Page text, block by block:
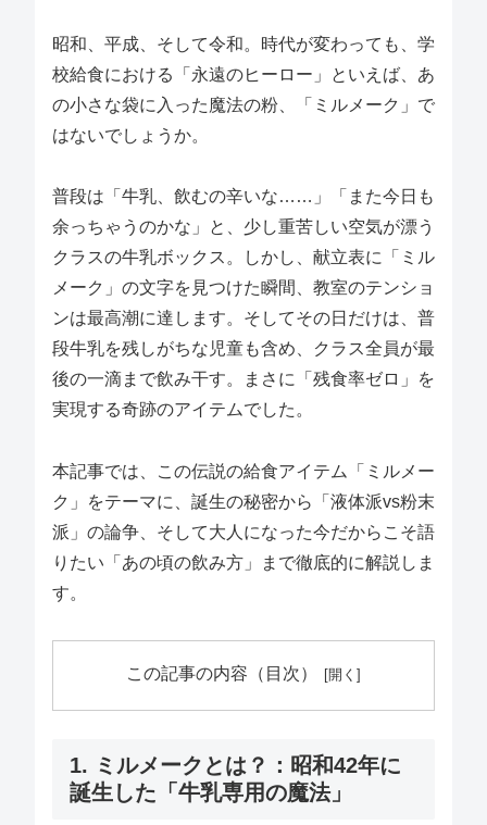
昭和、平成、そして令和。時代が変わっても、学
校給食における「永遠のヒーロー」といえば、あ
の小さな袋に入った魔法の粉、「ミルメーク」で
はないでしょうか。
普段は「牛乳、飲むの辛いな……」「また今日も
余っちゃうのかな」と、少し重苦しい空気が漂う
クラスの牛乳ボックス。しかし、献立表に「ミル
メーク」の文字を見つけた瞬間、教室のテンショ
ンは最高潮に達します。そしてその日だけは、普
段牛乳を残しがちな児童も含め、クラス全員が最
後の一滴まで飲み干す。まさに「残食率ゼロ」を
実現する奇跡のアイテムでした。
本記事では、この伝説の給食アイテム「ミルメー
ク」をテーマに、誕生の秘密から「液体派vs粉末
派」の論争、そして大人になった今だからこそ語
りたい「あの頃の飲み方」まで徹底的に解説しま
す。
この記事の内容（目次）
1. ミルメークとは？：昭和42年に
誕生した「牛乳専用の魔法」